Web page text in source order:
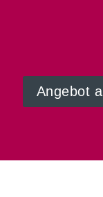
Angebot